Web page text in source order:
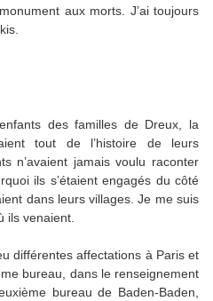
aux morts. J’ai toujours
des familles de Dreux, la
tout de l’histoire de leurs
n’avaient jamais voulu raconter
ils s’étaient engagés du côté
dans leurs villages. Je me suis
ils venaient.
différentes affectations à Paris et
bureau, dans le renseignement
bureau de Baden-Baden,